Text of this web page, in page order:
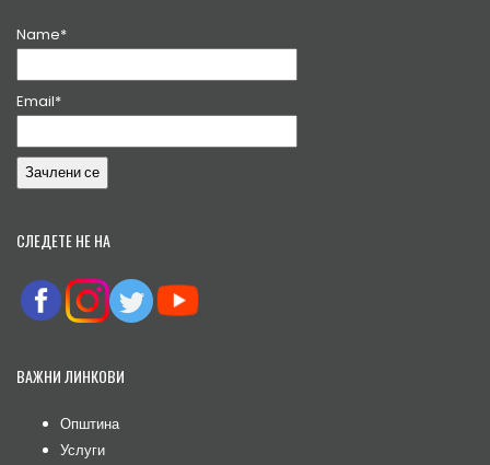
Name*
Email*
СЛЕДЕТЕ НЕ НА
ВАЖНИ ЛИНКОВИ
Општина
Услуги